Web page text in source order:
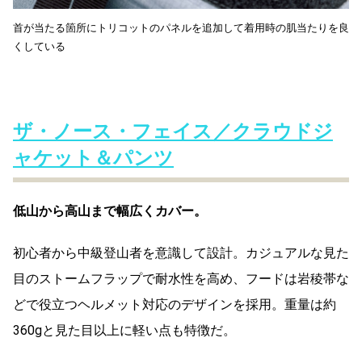
首が当たる箇所にトリコットのパネルを追加して着用時の肌当たりを良
くしている
ザ・ノース・フェイス／クラウドジ
ャケット＆パンツ
低山から高山まで幅広くカバー。
初心者から中級登山者を意識して設計。カジュアルな見た
目のストームフラップで耐水性を高め、フードは岩稜帯な
どで役立つヘルメット対応のデザインを採用。重量は約
360gと見た目以上に軽い点も特徴だ。